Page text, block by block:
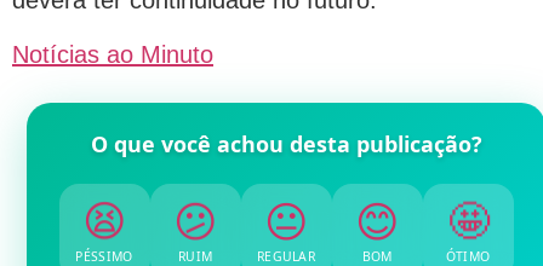
Notícias ao Minuto
O que você achou desta publicação?
😫
PÉSSIMO
😕
RUIM
😐
REGULAR
😊
BOM
🤩
ÓTIMO